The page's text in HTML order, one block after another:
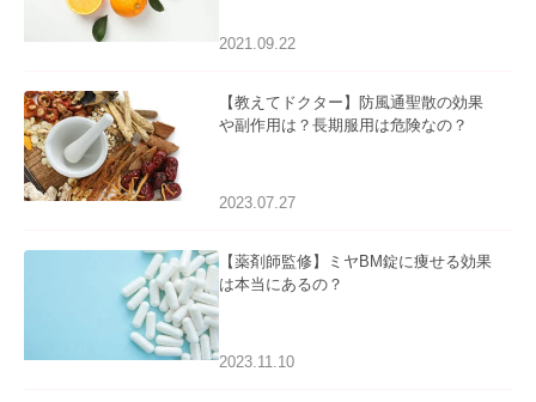
2021.09.22
【教えてドクター】防風通聖散の効果
や副作用は？長期服用は危険なの？
2023.07.27
【薬剤師監修】ミヤBM錠に痩せる効果
は本当にあるの？
2023.11.10